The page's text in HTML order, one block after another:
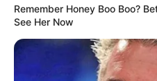
Remember Honey Boo Boo?
See Her Now